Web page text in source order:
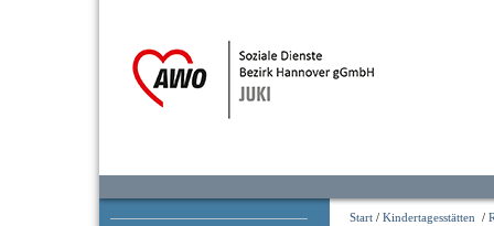
Start / Kindertagesstätten /